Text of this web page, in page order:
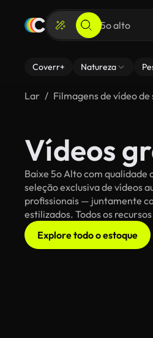
Coverr+ Natureza
Lar Filmagens de vídeo de
Vídeos
Baixe 5o Alto com
seleção exclusiva de vídeos
profissionais — juntamente
estilizados. Todos os
Explore todo o estoque